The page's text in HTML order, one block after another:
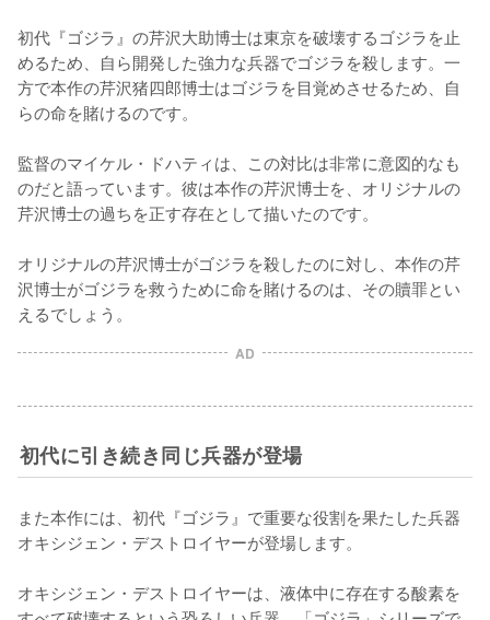
初代『ゴジラ』の芹沢大助博士は東京を破壊するゴジラを止
めるため、自ら開発した強力な兵器でゴジラを殺します。一
方で本作の芹沢猪四郎博士はゴジラを目覚めさせるため、自
らの命を賭けるのです。
監督のマイケル・ドハティは、この対比は非常に意図的なも
のだと語っています。彼は本作の芹沢博士を、オリジナルの
芹沢博士の過ちを正す存在として描いたのです。
オリジナルの芹沢博士がゴジラを殺したのに対し、本作の芹
沢博士がゴジラを救うために命を賭けるのは、その贖罪とい
えるでしょう。
AD
初代に引き続き同じ兵器が登場
また本作には、初代『ゴジラ』で重要な役割を果たした兵器
オキシジェン・デストロイヤーが登場します。
オキシジェン・デストロイヤーは、液体中に存在する酸素を